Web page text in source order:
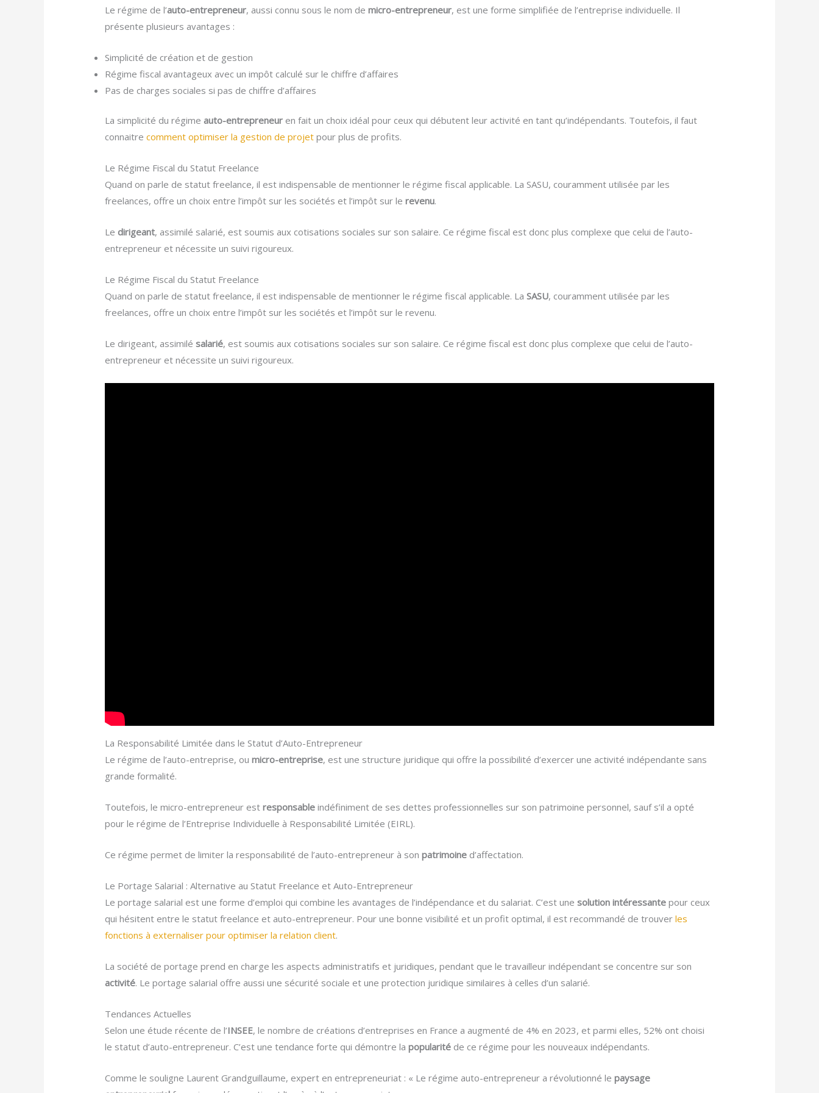
Le régime de l’auto-entrepreneur, aussi connu sous le nom demicro-entrepreneur, est une forme simplifiée de l’entreprise individuelle. Il
présente plusieurs avantages :
Simplicité de création et de gestion
Régime fiscal avantageux avec un impôt calculé sur le chiffre d’affaires
Pas de charges sociales si pas de chiffre d’affaires
La simplicité du régime auto-entrepreneur en fait un choix idéal pour ceux qui débutent leur activité en tant qu’indépendants. Toutefois, il faut
connaitrecomment optimiser la gestion de projet pour plus de profits.
Le Régime Fiscal du Statut Freelance
Quand on parle de statut freelance, il est indispensable de mentionner le régime fiscal applicable. La SASU, couramment utilisée par les
freelances, offre un choix entre l’impôt sur les sociétés et l’impôt sur lerevenu.
Ledirigeant, assimilé salarié, est soumis aux cotisations sociales sur son salaire. Ce régime fiscal est donc plus complexe que celui de l’auto-
entrepreneur et nécessite un suivi rigoureux.
Le Régime Fiscal du Statut Freelance
Quand on parle de statut freelance, il est indispensable de mentionner le régime fiscal applicable. LaSASU, couramment utilisée par les
freelances, offre un choix entre l’impôt sur les sociétés et l’impôt sur le revenu.
Le dirigeant, assimilésalarié, est soumis aux cotisations sociales sur son salaire. Ce régime fiscal est donc plus complexe que celui de l’auto-
entrepreneur et nécessite un suivi rigoureux.
La Responsabilité Limitée dans le Statut d’Auto-Entrepreneur
Le régime de l’auto-entreprise, oumicro-entreprise, est une structure juridique qui offre la possibilité d’exercer une activité indépendante sans
grande formalité.
Toutefois, le micro-entrepreneur estresponsableindéfiniment de ses dettes professionnelles sur son patrimoine personnel, sauf s’il a opté
pour le régime de l’Entreprise Individuelle à Responsabilité Limitée (EIRL).
Ce régime permet de limiter la responsabilité de l’auto-entrepreneur à sonpatrimoine d’affectation.
Le Portage Salarial : Alternative au Statut Freelance et Auto-Entrepreneur
Le portage salarial est une forme d’emploi qui combine les avantages de l’indépendance et du salariat. C’est unesolution intéressantepour ceux
qui hésitent entre le statut freelance et auto-entrepreneur. Pour une bonne visibilité et un profit optimal, il est recommandé de trouverles
fonctions à externaliser pour optimiser la relation client.
La société de portage prend en charge les aspects administratifs et juridiques, pendant que le travailleur indépendant se concentre sur son
activité. Le portage salarial offre aussi une sécurité sociale et une protection juridique similaires à celles d’un salarié.
Tendances Actuelles
Selon une étude récente de l’INSEE, le nombre de créations d’entreprises en France a augmenté de 4% en 2023, et parmi elles, 52% ont choisi
le statut d’auto-entrepreneur. C’est une tendance forte qui démontre lapopularité de ce régime pour les nouveaux indépendants.
Comme le souligne Laurent Grandguillaume, expert en entrepreneuriat : « Le régime auto-entrepreneur a révolutionné lepaysage